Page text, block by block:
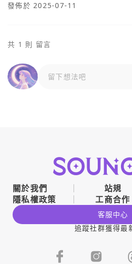
發佈於 2025-07-11
共 1 則 留言
留下想法吧
關於我們 站規
隱私權政策
工商合作
客服中心
追蹤社群獲得最